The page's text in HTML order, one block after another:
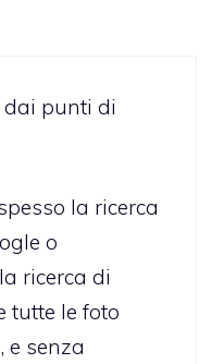
dai punti di
la ricerca
o
ricerca di
tutte le foto
e senza